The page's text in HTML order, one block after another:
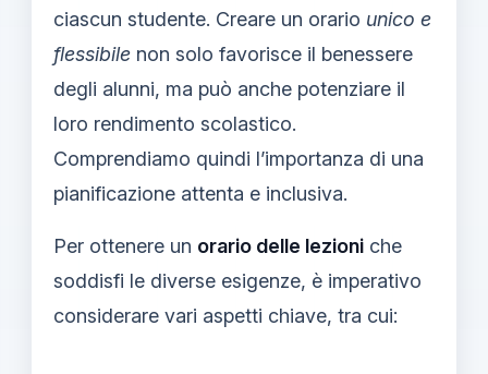
ciascun studente. Creare un orario unico e
flessibile non solo favorisce il benessere
degli alunni, ma può anche potenziare il
loro rendimento scolastico.
Comprendiamo quindi l’importanza di una
pianificazione attenta e inclusiva.
Per ottenere un orario delle lezioni che
soddisfi le diverse esigenze, è imperativo
considerare vari aspetti chiave, tra cui: